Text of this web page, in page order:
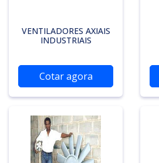
VENTILADORES AXIAIS
INDUSTRIAIS
Cotar agora